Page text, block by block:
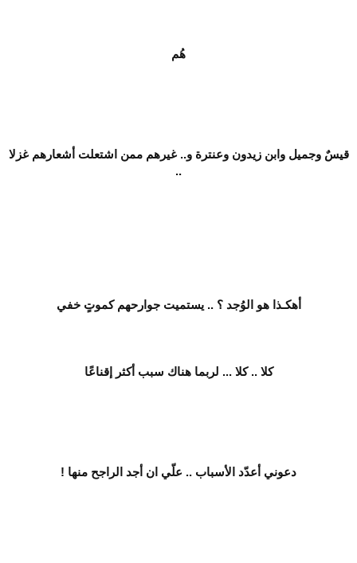
هُم
قيسٌ وجميل وابن زيدون وعنترة و.. غيرهم ممن اشتعلت أشعارهم غزلا
..
أهكـذا هو الوُجد ؟ .. يستميت جوارحهم كموتٍ خفي
كلا .. كلا ... لربما هناك سبب أكثر إقناعًا
دعوني أعدّد الأسباب .. علّي ان أجد الراجح منها !